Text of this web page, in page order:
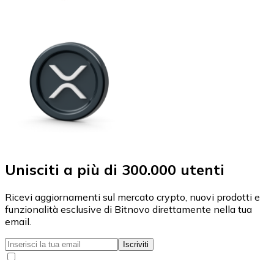
Unisciti a più di 300.000 utenti
Ricevi aggiornamenti sul mercato crypto, nuovi prodotti e
funzionalità esclusive di Bitnovo direttamente nella tua
email.
Iscriviti